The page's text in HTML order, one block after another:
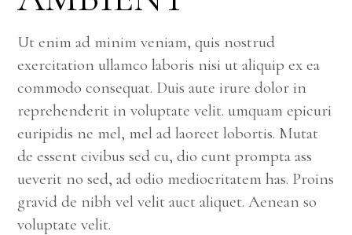
Ut enim ad minim veniam, quis nostrud
exercitation ullamco laboris nisi ut aliquip ex ea
commodo consequat. Duis aute irure dolor in
reprehenderit in voluptate velit. umquam epicuri
euripidis ne mel, mel ad laoreet lobortis. Mutat
de essent civibus sed cu, dio cunt prompta ass
ueverit no sed, ad odio mediocritatem has. Proins
gravid de nibh vel velit auct aliquet. Aenean so
voluptate velit.